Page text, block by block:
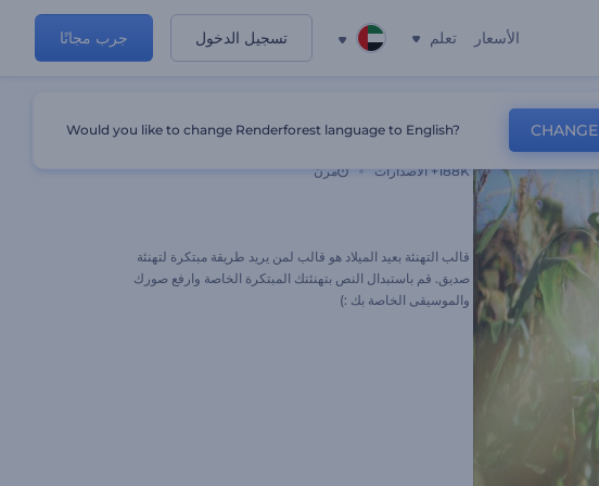
الأسعار تعلم تسجيل الدخول جرب مجانًا
188K+ الاصدارات مرن
قالب التهنئة بعيد الميلاد هو قالب لمن يريد طريقة مبتكرة لتهنئة
صديق. قم باستبدال النص بتهنئتك المبتكرة الخاصة وارفع صورك
والموسيقى الخاصة بك :)
Would you like to change Renderforest language to English? CHANGE